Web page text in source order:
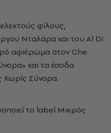
φίλους,
Νταλάρα και του Al Di
αφιέρωμα στον Che
και τα έσοδα
Χωρίς Σύνορα.
το label Μικρός